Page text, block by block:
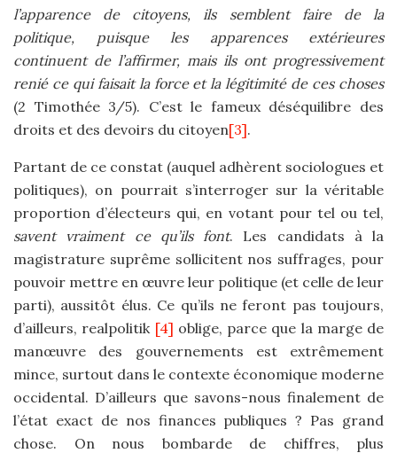
l’apparence de citoyens, ils semblent faire de la
politique, puisque les apparences extérieures
continuent de l’affirmer, mais ils ont progressivement
renié ce qui faisait la force et la légitimité de ces choses
(2 Timothée 3/5). C’est le fameux déséquilibre des
droits et des devoirs du citoyen[3].
Partant de ce constat (auquel adhèrent sociologues et
politiques), on pourrait s’interroger sur la véritable
proportion d’électeurs qui, en votant pour tel ou tel,
savent vraiment ce qu’ils font. Les candidats à la
magistrature suprême sollicitent nos suffrages, pour
pouvoir mettre en œuvre leur politique (et celle de leur
parti), aussitôt élus. Ce qu’ils ne feront pas toujours,
d’ailleurs, realpolitik [4] oblige, parce que la marge de
manœuvre des gouvernements est extrêmement
mince, surtout dans le contexte économique moderne
occidental. D’ailleurs que savons-nous finalement de
l’état exact de nos finances publiques ? Pas grand
chose. On nous bombarde de chiffres, plus